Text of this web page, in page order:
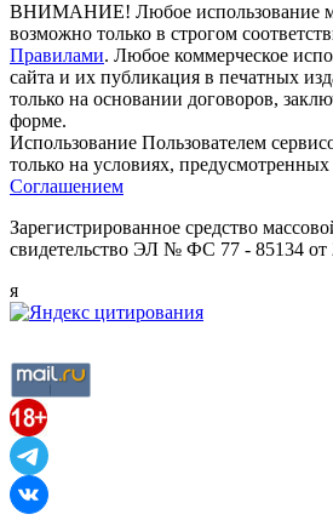
ВНИМАНИЕ! Любое использование
возможно только в строгом
Правилами. Любое коммерческое
сайта и их публикация в печатных
только на основании договоров,
форме.
Использование Пользователем
только на условиях, предусмотренных
Соглашением
Зарегистрированное средство
свидетельство ЭЛ № ФС 77 - 85134 от
я